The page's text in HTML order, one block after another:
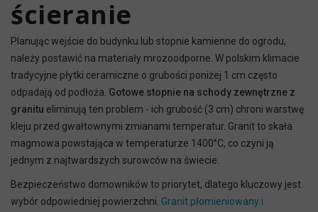
ścieranie
Planując wejście do budynku lub stopnie kamienne do ogrodu,
należy postawić na materiały mrozoodporne. W polskim klimacie
tradycyjne płytki ceramiczne o grubości poniżej 1 cm często
odpadają od podłoża. Gotowe stopnie na schody zewnętrzne z
granitu eliminują ten problem - ich grubość (3 cm) chroni warstwę
kleju przed gwałtownymi zmianami temperatur. Granit to skała
magmowa powstająca w temperaturze 1400°C, co czyni ją
jednym z najtwardszych surowców na świecie.
Bezpieczeństwo domowników to priorytet, dlatego kluczowy jest
wybór odpowiedniej powierzchni. Granit płomieniowany i